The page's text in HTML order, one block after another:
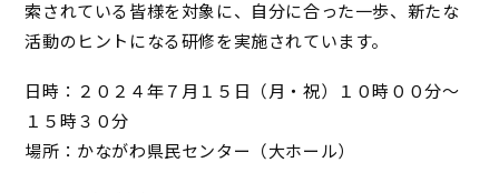
索されている皆様を対象に、自分に合った一歩、新たな
活動のヒントになる研修を実施されています。
日時：２０２４年７月１５日（月・祝）１０時００分～
１５時３０分
場所：かながわ県民センター（大ホール）